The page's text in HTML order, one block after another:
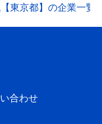
東京都】の企業一覧
合わせ